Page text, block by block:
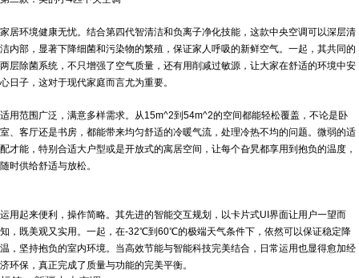
家居环境健康无忧。结合第四代智清洁和负离子净化技能，这款中央空调可以深层清
洁内部，显著下降细菌和污染物的繁殖，保证家人呼吸的新鲜空气。一起，其共同的
两层除菌系统，不只增强了空气质量，还有用削减过敏源，让大家在舒适的环境中安
心日子，这对于现代家庭而言尤为重要。
适用范围广泛，满意多样需求。从15m^2到54m^2的空间都能轻松覆盖，不论是卧
室、客厅还是书房，都能带来均匀舒适的冷暖气流，处理冷热不均的问题。微弱的适
配才能，特别合适大户型或是开放式的寓居空间，让每个旮旯都享用到抱负的温度，
随时供给舒适与放松。
运用起来便利，操作简略。其先进的智能交互规划，以卡片式UI界面让用户一望而
知，既美观又实用。一起，在-32℃到60℃的极端天气条件下，依然可以保证稳定降
温，坚持抱负的室内环境。当高效节能与智能科技完美结合，日常运用也显得愈加经
济环保，真正完成了质量与功能的完美平衡。